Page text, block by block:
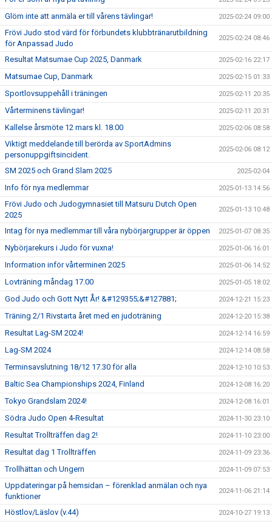
Glöm inte att anmäla er till vårens tävlingar! 2025-02-24 09:00
Frövi Judo stod värd för förbundets klubbtränarutbildning
för Anpassad Judo
2025-02-24 08:46
Resultat Matsumae Cup 2025, Danmark 2025-02-16 22:17
Matsumae Cup, Danmark 2025-02-15 01:33
Sportlovsuppehåll i träningen 2025-02-11 20:35
Vårterminens tävlingar! 2025-02-11 20:31
Kallelse årsmöte 12 mars kl. 18.00 2025-02-06 08:58
Viktigt meddelande till berörda av SportAdmins
personuppgiftsincident.
2025-02-06 08:12
SM 2025 och Grand Slam 2025 2025-02-04
Info för nya medlemmar 2025-01-13 14:56
Frövi Judo och Judogymnasiet till Matsuru Dutch Open
2025
2025-01-13 10:48
Intag för nya medlemmar till våra nybörjargrupper är öppen 2025-01-07 08:35
Nybörjarekurs i Judo för vuxna! 2025-01-06 16:01
Information inför vårterminen 2025 2025-01-06 14:52
Lovträning måndag 17.00 2025-01-05 18:02
God Judo och Gott Nytt År! &#129355;&#127881; 2024-12-21 15:23
Träning 2/1 Rivstarta året med en judoträning 2024-12-20 15:38
Resultat Lag-SM 2024! 2024-12-14 16:59
Lag-SM 2024 2024-12-14 08:58
Terminsavslutning 18/12 17.30 för alla 2024-12-10 10:53
Baltic Sea Championships 2024, Finland 2024-12-08 16:20
Tokyo Grandslam 2024! 2024-12-08 16:01
Södra Judo Open 4-Resultat 2024-11-30 23:10
Resultat Trollträffen dag 2! 2024-11-10 23:00
Resultat dag 1 Trollträffen 2024-11-09 23:36
Trollhättan och Ungern 2024-11-09 07:53
Uppdateringar på hemsidan – förenklad anmälan och nya
funktioner
2024-11-06 21:14
Höstlov/Läslov (v.44) 2024-10-27 19:13